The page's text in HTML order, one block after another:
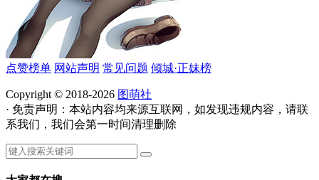
点赞榜单 网站声明 常见问题 倾城·正妹榜
Copyright © 2018-2026 图萌社
· 免责声明：本站内容均来源互联网，如发现违规内容，请联
系我们，我们会第一时间清理删除